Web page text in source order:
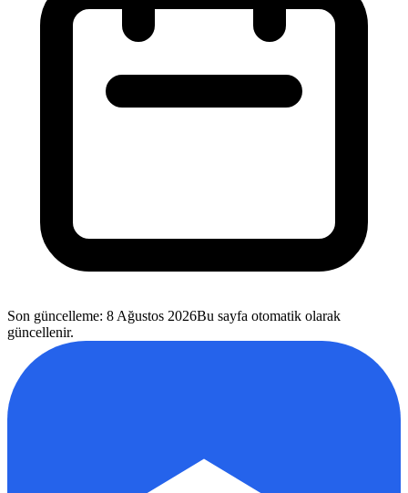
Son güncelleme: 8 Ağustos 2026Bu sayfa otomatik olarak
güncellenir.